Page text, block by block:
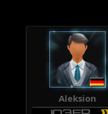
о
а
н
а
ч
а
л
а
Aleksion